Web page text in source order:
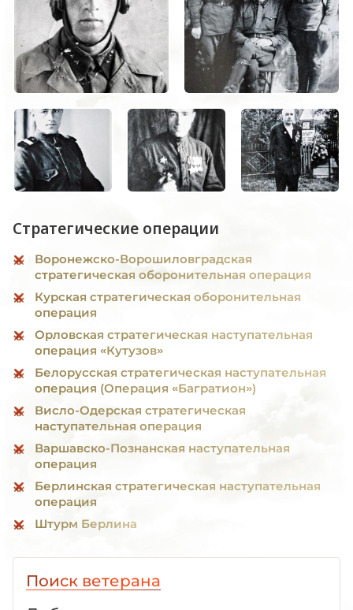
Стратегические операции
Воронежско-Ворошиловградская
стратегическая оборонительная операция
Курская стратегическая оборонительная
операция
Орловская стратегическая наступательная
операция «Кутузов»
Белорусская стратегическая наступательная
операция (Операция «Багратион»)
Висло-Одерская стратегическая
наступательная операция
Варшавско-Познанская наступательная
операция
Берлинская стратегическая наступательная
операция
Штурм Берлина
Поиск ветерана